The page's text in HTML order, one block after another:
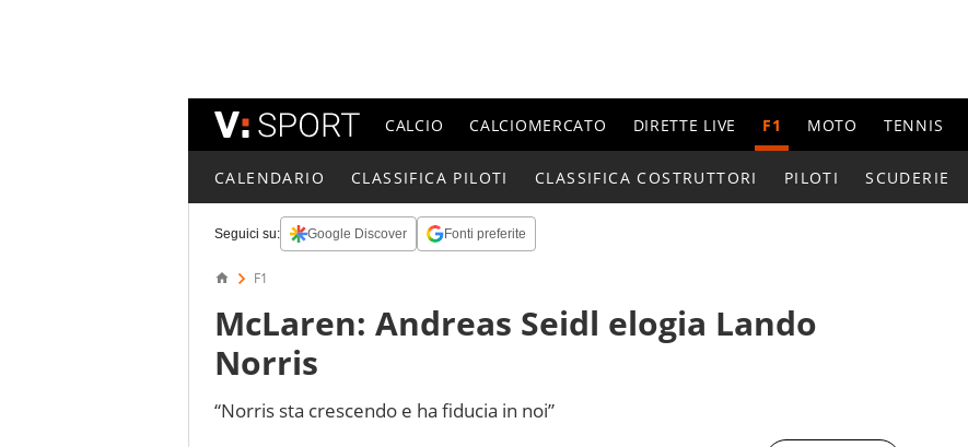
CALCIO CALCIOMERCATO DIRETTE LIVE F1 MOTO TENNIS
CALENDARIO CLASSIFICA PILOTI CLASSIFICA COSTRUTTORI PILOTI SCUDERIE
Seguici su: Google Discover Fonti preferite
F1
McLaren: Andreas Seidl elogia Lando
Norris
“Norris sta crescendo e ha fiducia in noi”